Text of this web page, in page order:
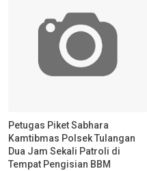
Petugas Piket Sabhara
Kamtibmas Polsek Tulangan
Dua Jam Sekali Patroli di
Tempat Pengisian BBM